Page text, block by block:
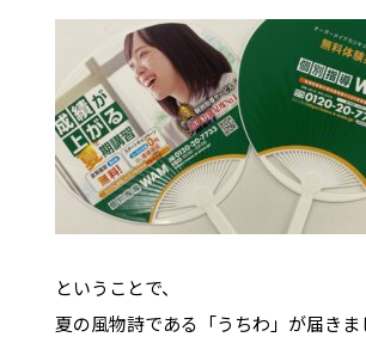
ということで、
夏の風物詩である「うちわ」が届きま